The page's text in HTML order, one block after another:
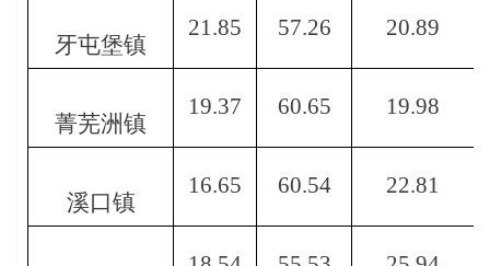
牙屯堡镇
21.85 57.26 20.89
菁芜洲镇
19.37 60.65 19.98
溪口镇
16.65 60.54 22.81